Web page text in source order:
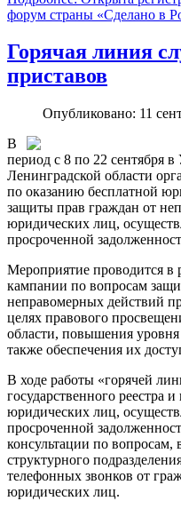
форум страны «Сделано в
Горячая линия
приставов
Опубликовано: 11
В
период с 8 по 22 сентября
Ленинградской области
по оказанию бесплатной
защиты прав граждан от
юридических лиц,
просроченной
Мероприятие проводится
кампании по вопросам
неправомерных действий
целях правового
области, повышения
также обеспечения их
В ходе работы «горячей
государственного реестра
юридических лиц,
просроченной
консультации по
структурного
телефонных звонков от
юридических лиц.